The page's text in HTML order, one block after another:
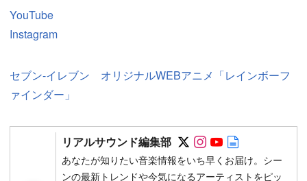
YouTube
Instagram
セブン-イレブン オリジナルWEBアニメ「レインボーフ
ァインダー」
リアルサウンド編集部 Follow on SNS
Follow on SNS
Follow on
あなたが知りたい音楽情報をいち早くお届け。シー
ンの最新トレンドや今気になるアーティストをピッ